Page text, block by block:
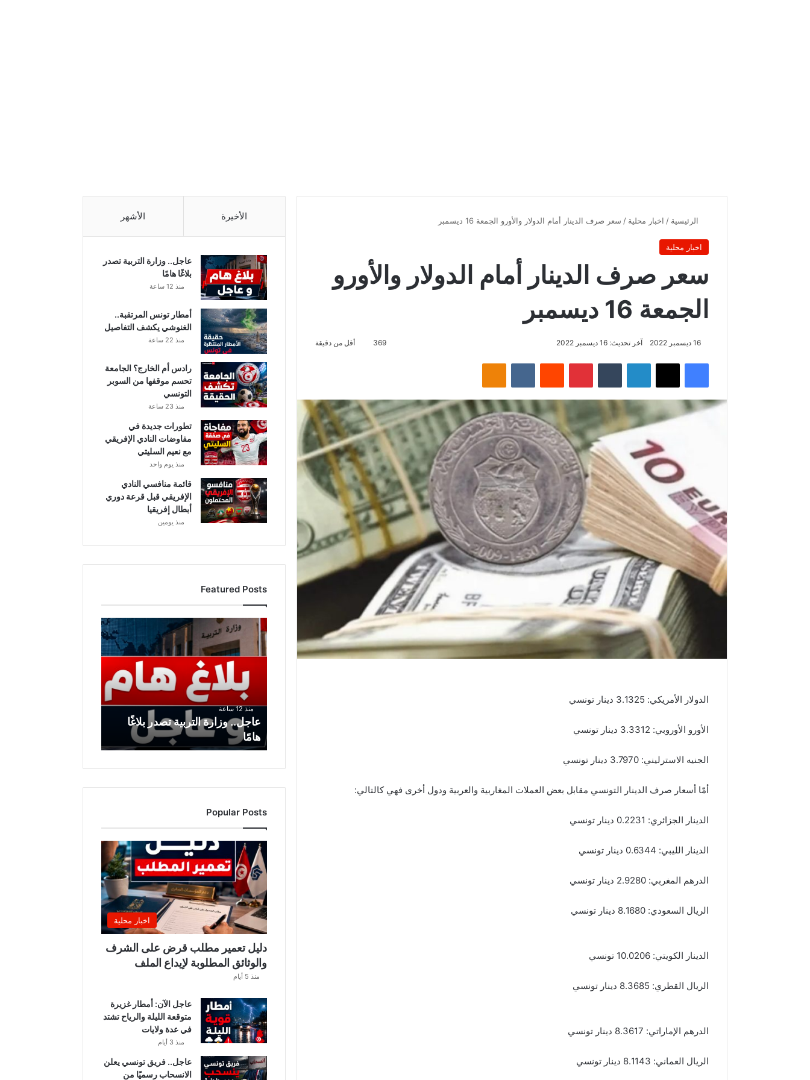
الرئيسية / اخبار محلية / سعر صرف الدينار أمام الدولار والأورو الجمعة 16 ديسمبر
اخبار محلية
سعر صرف الدينار أمام الدولار والأورو
الجمعة 16 ديسمبر
16 ديسمبر 2022 آخر تحديث: 16 ديسمبر 2022 369 أقل من دقيقة
فيسبوك ‫X لينكدإن بينتيريست Odnoklassniki
الدولار الأمريكي: 3.1325 دينار تونسي
الأورو الأوروبي: 3.3312 دينار تونسي
الجنيه الاسترليني: 3.7970 دينار تونسي
أمّا أسعار صرف الدينار التونسي مقابل بعض العملات المغاربية والعربية ودول أخرى فهي كالتالي:
الدينار الجزائري: 0.2231 دينار تونسي
الدينار الليبي: 0.6344 دينار تونسي
الدرهم المغربي: 2.9280 دينار تونسي
الريال السعودي: 8.1680 دينار تونسي
الدينار الكويتي: 10.0206 تونسي
الريال القطري: 8.3685 دينار تونسي
الدرهم الإماراتي: 8.3617 دينار تونسي
الريال العماني: 8.1143 دينار تونسي
الأخيرة الأشهر
عاجل.. وزارة التربية تصدر
بلاغًا هامًا
منذ 12 ساعة
أمطار تونس المرتقبة..
الغنوشي يكشف التفاصيل
منذ 22 ساعة
رادس أم الخارج؟ الجامعة
تحسم موقفها من السوبر
التونسي
منذ 23 ساعة
تطورات جديدة في
مفاوضات النادي الإفريقي
مع نعيم السليتي
منذ يوم واحد
قائمة منافسي النادي
الإفريقي قبل قرعة دوري
أبطال إفريقيا
منذ يومين
Featured Posts
عاجل..
وزارة
التربية
منذ 12 ساعة
عاجل.. وزارة التربية تصدر بلاغًا
هامًا
Popular Posts
اخبار محلية
دليل تعمير مطلب قرض على الشرف
والوثائق المطلوبة لإيداع الملف
منذ 5 أيام
عاجل الآن: أمطار غزيرة
متوقعة الليلة والرياح تشتد
في عدة ولايات
منذ 3 أيام
عاجل.. فريق تونسي يعلن
الانسحاب رسميًا من